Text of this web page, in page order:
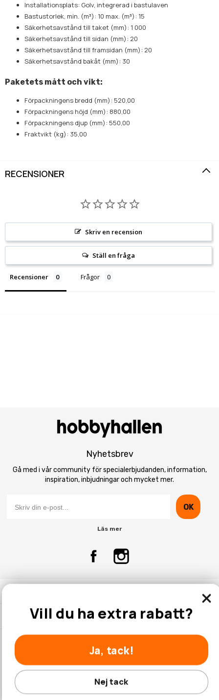
Installationsplats: Golv, integrerad i bastulaven
Bastustorlek, min. (m³): 10 max. (m³): 15
Säkerhetsavstånd till taket (mm): 1 000
Säkerhetsavstånd till sidan (mm): 20
Säkerhetsavstånd till framsidan (mm): 20
Säkerhetsavstånd bakåt (mm): 30
Paketets mått och vikt:
Förpackningens bredd (mm): 520,00
Förpackningens höjd (mm): 880,00
Förpackningens djup (mm): 550,00
Fraktvikt (kg): 35,00
RECENSIONER
Skriv en recension
Ställ en fråga
Recensioner Frågor
Nyhetsbrev
Gå med i vår community för specialerbjudanden, information,
inspiration, inbjudningar och mycket mer.
OK
Läs mer
Kundtjänst
© 2026 Hobbyhallen.se
Vill du ha extra rabatt?
Ja, tack!
Nej tack